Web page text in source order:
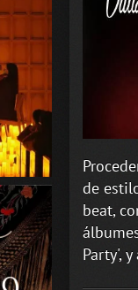
de
beat,
Party',